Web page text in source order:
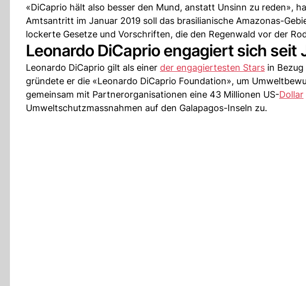
«DiCaprio hält also besser den Mund, anstatt Unsinn zu reden»,
Amtsantritt im Januar 2019 soll das brasilianische Amazonas-
lockerte Gesetze und Vorschriften, die den Regenwald vor der
Leonardo DiCaprio engagiert sich seit
Leonardo DiCaprio gilt als einer der engagiertesten Stars in
gründete er die «Leonardo DiCaprio Foundation», um
gemeinsam mit Partnerorganisationen eine 43 Millionen US-Dollar
Umweltschutzmassnahmen auf den Galapagos-Inseln zu.